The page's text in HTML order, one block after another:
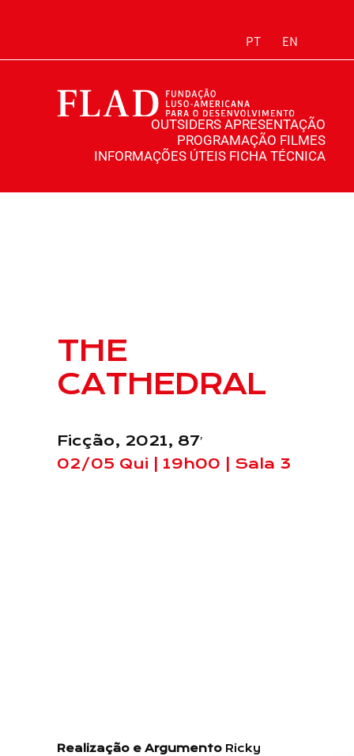
PT EN
OUTSIDERS APRESENTAÇÃO
PROGRAMAÇÃO FILMES
INFORMAÇÕES ÚTEIS FICHA TÉCNICA
THE
CATHEDRAL
Ficção, 2021, 87′
02/05 Qui | 19h00 | Sala 3
Realização e Argumento Ricky